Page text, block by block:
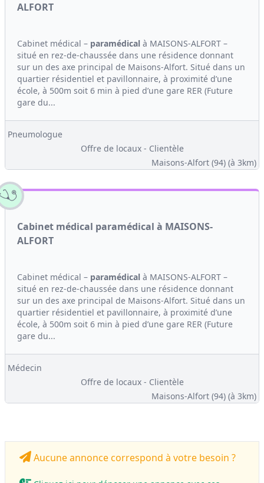
ALFORT
Cabinet médical – paramédical à MAISONS-ALFORT –
situé en rez-de-chaussée dans une résidence donnant
sur un des axe principal de Maisons-Alfort. Situé dans un
quartier résidentiel et pavillonnaire, à proximité d’une
école, à 500m soit 6 min à pied d’une gare RER (Future
gare du...
Pneumologue
Offre de locaux - Clientèle
Maisons-Alfort (94) (à 3km)
Cabinet médical paramédical à MAISONS-
ALFORT
Cabinet médical – paramédical à MAISONS-ALFORT –
situé en rez-de-chaussée dans une résidence donnant
sur un des axe principal de Maisons-Alfort. Situé dans un
quartier résidentiel et pavillonnaire, à proximité d’une
école, à 500m soit 6 min à pied d’une gare RER (Future
gare du...
Médecin
Offre de locaux - Clientèle
Maisons-Alfort (94) (à 3km)
Aucune annonce correspond à votre besoin ?